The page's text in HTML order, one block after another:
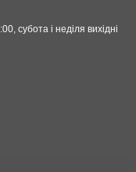
cубота і неділя вихідні